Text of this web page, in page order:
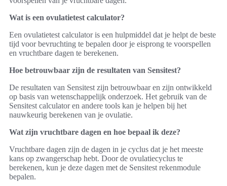
Wat is een ovulatietest calculator?
Een ovulatietest calculator is een hulpmiddel dat je helpt de beste
tijd voor bevruchting te bepalen door je eisprong te voorspellen
en vruchtbare dagen te berekenen.
Hoe betrouwbaar zijn de resultaten van Sensitest?
De resultaten van Sensitest zijn betrouwbaar en zijn ontwikkeld
op basis van wetenschappelijk onderzoek. Het gebruik van de
Sensitest calculator en andere tools kan je helpen bij het
nauwkeurig berekenen van je ovulatie.
Wat zijn vruchtbare dagen en hoe bepaal ik deze?
Vruchtbare dagen zijn de dagen in je cyclus dat je het meeste
kans op zwangerschap hebt. Door de ovulatiecyclus te
berekenen, kun je deze dagen met de Sensitest rekenmodule
bepalen.